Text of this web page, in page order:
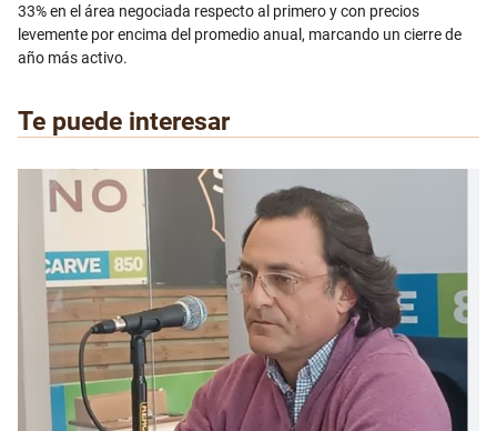
33% en el área negociada respecto al primero y con precios
levemente por encima del promedio anual, marcando un cierre de
año más activo.
Te puede interesar